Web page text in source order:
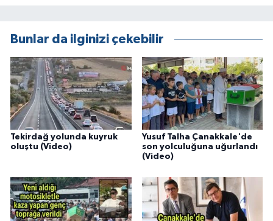
Bunlar da ilginizi çekebilir
Tekirdağ yolunda kuyruk
oluştu (Video)
Yusuf Talha Çanakkale'de
son yolculuğuna uğurlandı
(Video)